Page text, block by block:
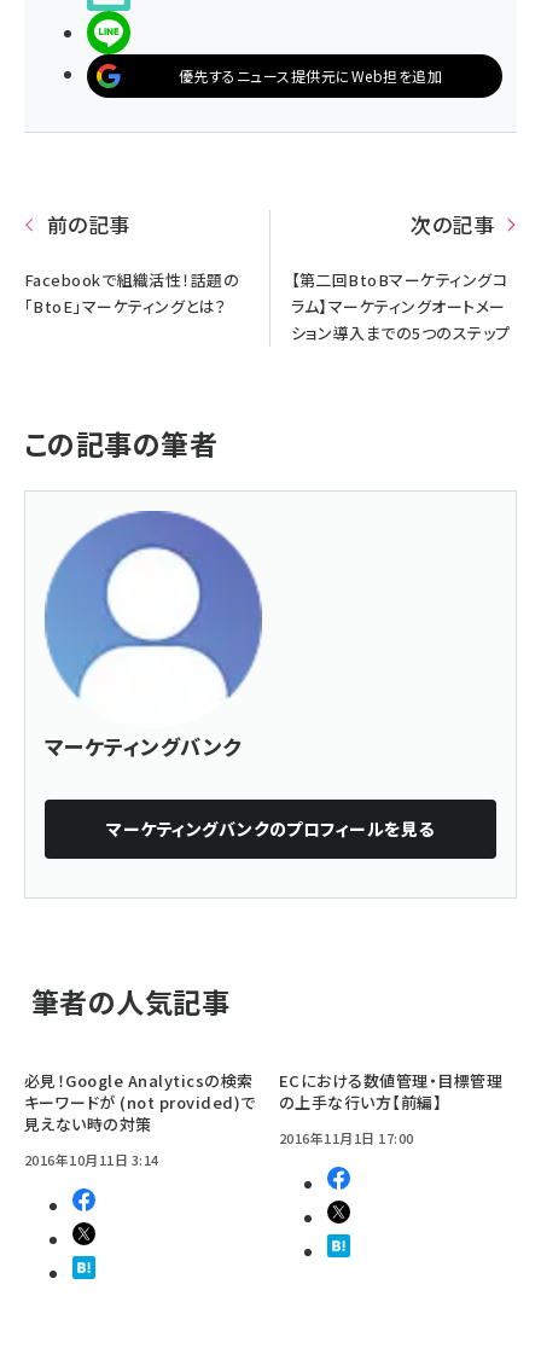
優先するニュース提供元にWeb担を追加
前の記事
Facebookで組織活性！話題の
「BtoE」マーケティングとは？
次の記事
【第二回BtoBマーケティングコ
ラム】マーケティングオートメー
ション導入までの5つのステップ
この記事の筆者
マーケティングバンク
マーケティングバンクのプロフィールを見る
筆者の人気記事
必見！Google Analyticsの検索
キーワードが (not provided)で
見えない時の対策
2016年10月11日 3:14
ECにおける数値管理・目標管理
の上手な行い方【前編】
2016年11月1日 17:00